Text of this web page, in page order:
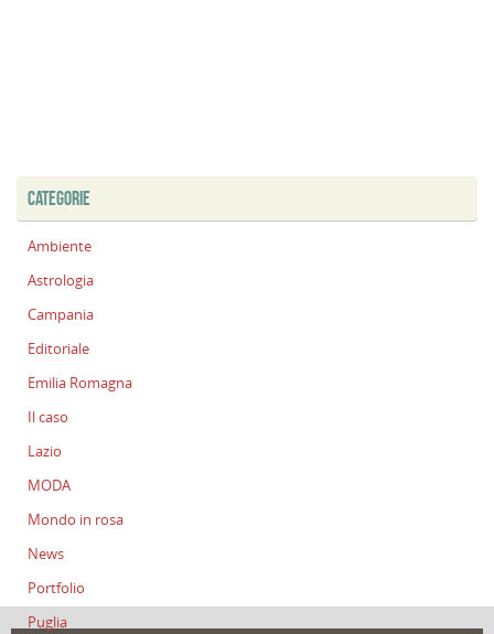
CATEGORIE
Ambiente
Astrologia
Campania
Editoriale
Emilia Romagna
Il caso
Lazio
MODA
Mondo in rosa
News
Portfolio
Puglia